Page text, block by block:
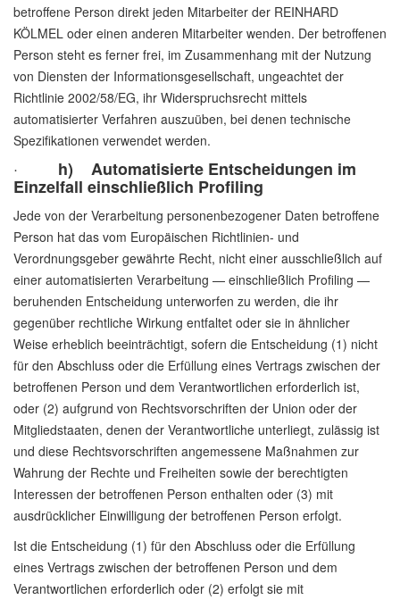
betroffene Person direkt jeden Mitarbeiter der REINHARD
KÖLMEL oder einen anderen Mitarbeiter wenden. Der betroffenen
Person steht es ferner frei, im Zusammenhang mit der Nutzung
von Diensten der Informationsgesellschaft, ungeachtet der
Richtlinie 2002/58/EG, ihr Widerspruchsrecht mittels
automatisierter Verfahren auszuüben, bei denen technische
Spezifikationen verwendet werden.
· h) Automatisierte Entscheidungen im
Einzelfall einschließlich Profiling
Jede von der Verarbeitung personenbezogener Daten betroffene
Person hat das vom Europäischen Richtlinien- und
Verordnungsgeber gewährte Recht, nicht einer ausschließlich auf
einer automatisierten Verarbeitung — einschließlich Profiling —
beruhenden Entscheidung unterworfen zu werden, die ihr
gegenüber rechtliche Wirkung entfaltet oder sie in ähnlicher
Weise erheblich beeinträchtigt, sofern die Entscheidung (1) nicht
für den Abschluss oder die Erfüllung eines Vertrags zwischen der
betroffenen Person und dem Verantwortlichen erforderlich ist,
oder (2) aufgrund von Rechtsvorschriften der Union oder der
Mitgliedstaaten, denen der Verantwortliche unterliegt, zulässig ist
und diese Rechtsvorschriften angemessene Maßnahmen zur
Wahrung der Rechte und Freiheiten sowie der berechtigten
Interessen der betroffenen Person enthalten oder (3) mit
ausdrücklicher Einwilligung der betroffenen Person erfolgt.
Ist die Entscheidung (1) für den Abschluss oder die Erfüllung
eines Vertrags zwischen der betroffenen Person und dem
Verantwortlichen erforderlich oder (2) erfolgt sie mit